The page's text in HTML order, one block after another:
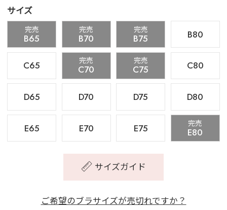
サイズ
完売
B65
完売
B70
完売
B75 B80
C65 完売
C70
完売
C75 C80
D65 D70 D75 D80
E65 E70 E75 完売
E80
サイズガイド
ご希望のブラサイズが売切れですか？